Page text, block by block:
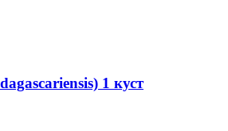
1 куст